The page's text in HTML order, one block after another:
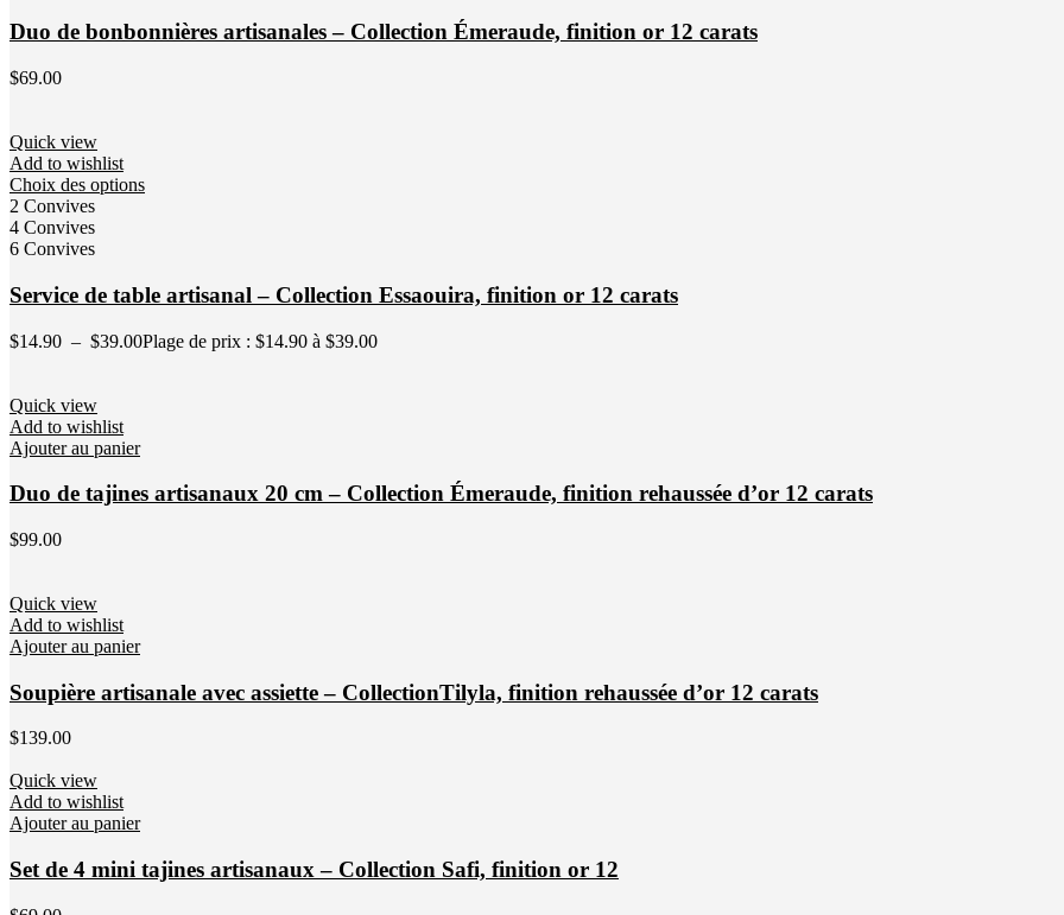
Duo de bonbonnières artisanales – Collection Émeraude, finition or 12 carats
$69.00
Quick view
Add to wishlist
Choix des options
2 Convives
4 Convives
6 Convives
Service de table artisanal – Collection Essaouira, finition or 12 carats
$14.90 – $39.00Plage de prix : $14.90 à $39.00
Quick view
Add to wishlist
Ajouter au panier
Duo de tajines artisanaux 20 cm – Collection Émeraude, finition rehaussée d’or 12 carats
$99.00
Quick view
Add to wishlist
Ajouter au panier
Soupière artisanale avec assiette – CollectionTilyla, finition rehaussée d’or 12 carats
$139.00
Quick view
Add to wishlist
Ajouter au panier
Set de 4 mini tajines artisanaux – Collection Safi, finition or 12